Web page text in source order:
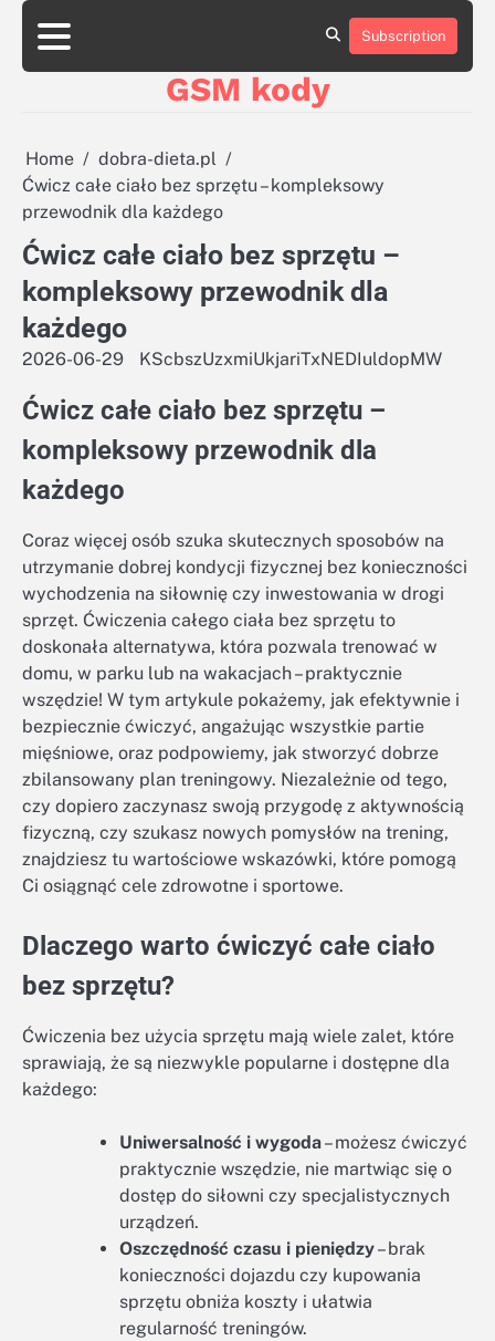
Skip
content
aluminumboatplans.com
dobra-
Strony
aluminumboatplans.com
dobra-
Strony
Kontakt
Kontakt
Subscription
GSM kody
Home
dobra-dieta.pl
Ćwicz całe ciało bez sprzętu – kompleksowy
przewodnik dla każdego
Ćwicz całe ciało bez sprzętu –
kompleksowy przewodnik dla
każdego
2026-06-29 KScbszUzxmiUkjariTxNEDIuldopMW
Ćwicz całe ciało bez sprzętu –
kompleksowy przewodnik dla
każdego
Coraz więcej osób szuka skutecznych sposobów na
utrzymanie dobrej kondycji fizycznej bez konieczności
wychodzenia na siłownię czy inwestowania w drogi
sprzęt. Ćwiczenia całego ciała bez sprzętu to
doskonała alternatywa, która pozwala trenować w
domu, w parku lub na wakacjach – praktycznie
wszędzie! W tym artykule pokażemy, jak efektywnie i
bezpiecznie ćwiczyć, angażując wszystkie partie
mięśniowe, oraz podpowiemy, jak stworzyć dobrze
zbilansowany plan treningowy. Niezależnie od tego,
czy dopiero zaczynasz swoją przygodę z aktywnością
fizyczną, czy szukasz nowych pomysłów na trening,
znajdziesz tu wartościowe wskazówki, które pomogą
Ci osiągnąć cele zdrowotne i sportowe.
Dlaczego warto ćwiczyć całe ciało
bez sprzętu?
Ćwiczenia bez użycia sprzętu mają wiele zalet, które
sprawiają, że są niezwykle popularne i dostępne dla
każdego:
Uniwersalność i wygoda– możesz ćwiczyć
praktycznie wszędzie, nie martwiąc się o
dostęp do siłowni czy specjalistycznych
urządzeń.
Oszczędność czasu i pieniędzy– brak
konieczności dojazdu czy kupowania
sprzętu obniża koszty i ułatwia
regularność treningów.